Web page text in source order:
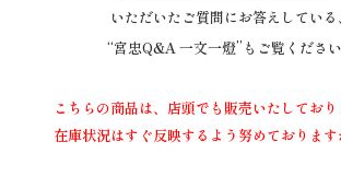
いただいたご質問にお答えしている、
“宮忠Q&A 一文一燈”もご覧ください
こちらの商品は、店頭でも販売いたしており
在庫状況はすぐ反映するよう努めておりま